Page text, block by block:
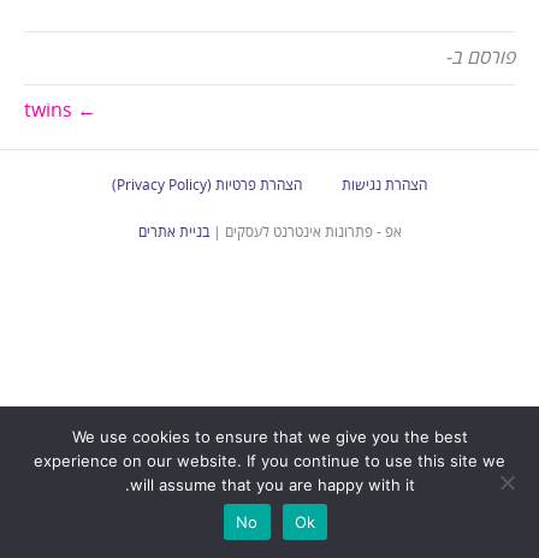
פורסם ב-
← twins
הצהרת נגישות הצהרת פרטיות (Privacy Policy)
אפ - פתרונות אינטרנט לעסקים |בניית אתרים
We use cookies to ensure that we give you the best
experience on our website. If you continue to use this site we
will assume that you are happy with it.
Ok
No